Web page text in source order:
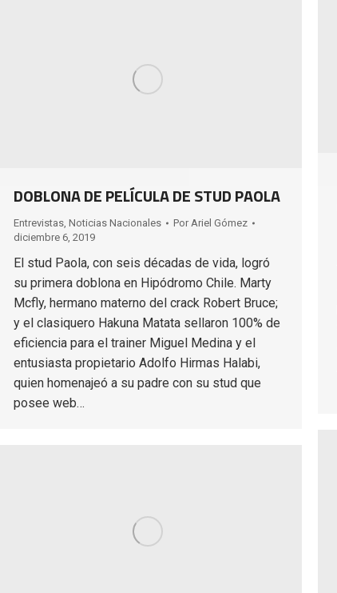
DOBLONA DE PELÍCULA DE STUD PAOLA
Entrevistas, Noticias Nacionales Por Ariel Gómez
diciembre 6, 2019
El stud Paola, con seis décadas de vida, logró
su primera doblona en Hipódromo Chile. Marty
Mcfly, hermano materno del crack Robert Bruce;
y el clasiquero Hakuna Matata sellaron 100% de
eficiencia para el trainer Miguel Medina y el
entusiasta propietario Adolfo Hirmas Halabi,
quien homenajeó a su padre con su stud que
posee web…